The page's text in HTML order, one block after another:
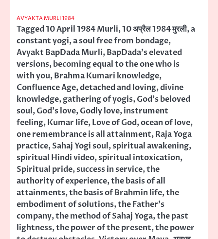
AVYAKTA MURLI 1984
Tagged10 April 1984 Murli,10 अप्रैल 1984 मुरली,a
constant yogi,a soul free from bondage,
Avyakt BapDada Murli,BapDada's elevated
versions,becoming equal to the one who is
with you,Brahma Kumari knowledge,
Confluence Age,detached and loving,divine
knowledge,gathering of yogis,God's beloved
soul,God's love,Godly love,instrument
feeling,Kumar life,Love of God,ocean of love,
one remembrance is all attainment,Raja Yoga
practice,Sahaj Yogi soul,spiritual awakening,
spiritual Hindi video,spiritual intoxication,
Spiritual pride,success in service,the
authority of experience,the basis of all
attainments,the basis of Brahmin life,the
embodiment of solutions,the Father's
company,the method of Sahaj Yoga,the past
lightness,the power of the present,the power